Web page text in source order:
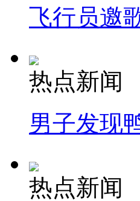
飞行员邀
热点新闻
男子发现
热点新闻